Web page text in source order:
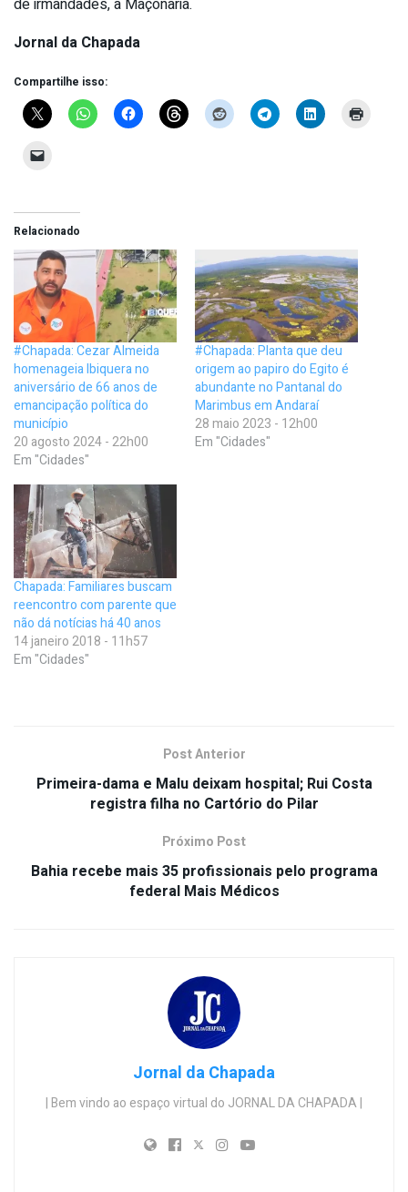
de irmandades, a Maçonaria.
Jornal da Chapada
Compartilhe isso:
Relacionado
#Chapada: Cezar Almeida
homenageia Ibiquera no
aniversário de 66 anos de
emancipação política do
município
20 agosto 2024 - 22h00
Em "Cidades"
#Chapada: Planta que deu
origem ao papiro do Egito é
abundante no Pantanal do
Marimbus em Andaraí
28 maio 2023 - 12h00
Em "Cidades"
Chapada: Familiares buscam
reencontro com parente que
não dá notícias há 40 anos
14 janeiro 2018 - 11h57
Em "Cidades"
Post Anterior
Primeira-dama e Malu deixam hospital; Rui Costa
registra filha no Cartório do Pilar
Próximo Post
Bahia recebe mais 35 profissionais pelo programa
federal Mais Médicos
Jornal da Chapada
| Bem vindo ao espaço virtual do JORNAL DA CHAPADA |